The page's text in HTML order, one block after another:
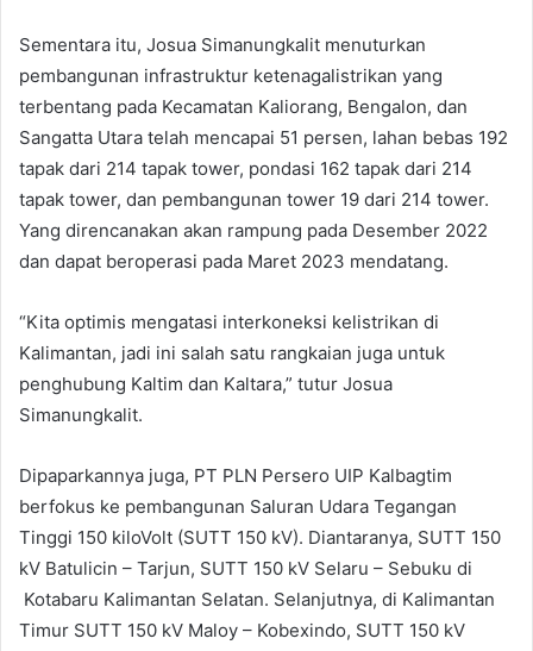
Sementara itu, Josua Simanungkalit menuturkan
pembangunan infrastruktur ketenagalistrikan yang
terbentang pada Kecamatan Kaliorang, Bengalon, dan
Sangatta Utara telah mencapai 51 persen, lahan bebas 192
tapak dari 214 tapak tower, pondasi 162 tapak dari 214
tapak tower, dan pembangunan tower 19 dari 214 tower.
Yang direncanakan akan rampung pada Desember 2022
dan dapat beroperasi pada Maret 2023 mendatang.
“Kita optimis mengatasi interkoneksi kelistrikan di
Kalimantan, jadi ini salah satu rangkaian juga untuk
penghubung Kaltim dan Kaltara,” tutur Josua
Simanungkalit.
Dipaparkannya juga, PT PLN Persero UIP Kalbagtim
berfokus ke pembangunan Saluran Udara Tegangan
Tinggi 150 kiloVolt (SUTT 150 kV). Diantaranya, SUTT 150
kV Batulicin – Tarjun, SUTT 150 kV Selaru – Sebuku di
Kotabaru Kalimantan Selatan. Selanjutnya, di Kalimantan
Timur SUTT 150 kV Maloy – Kobexindo, SUTT 150 kV